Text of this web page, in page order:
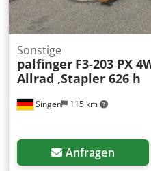
Singen 115 km
Sonstige
palfinger F3-203 PX
Allrad ,Stapler 626 h
Anfragen